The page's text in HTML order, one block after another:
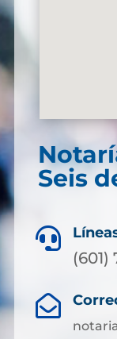
Seis

(601)
